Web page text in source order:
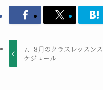
7、8月のクラスレッスンス
ケジュール